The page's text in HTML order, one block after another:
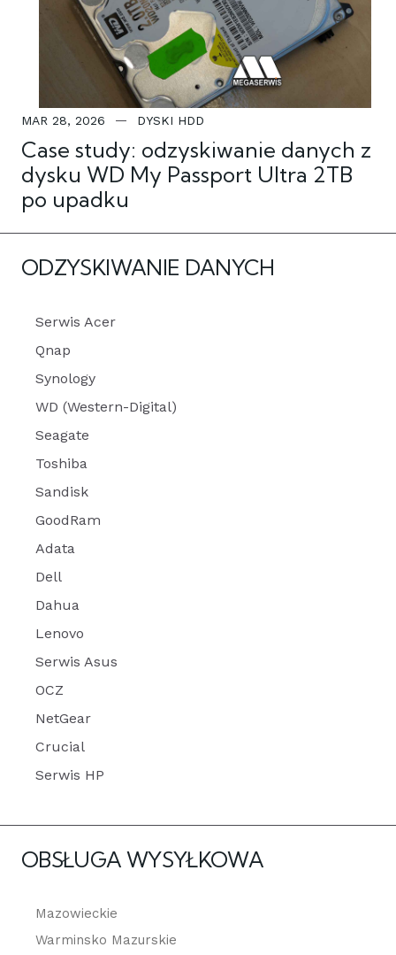
MAR 28, 2026 DYSKI HDD
Case study: odzyskiwanie danych z
dysku WD My Passport Ultra 2TB
po upadku
ODZYSKIWANIE DANYCH
Serwis Acer
Qnap
Synology
WD (Western-Digital)
Seagate
Toshiba
Sandisk
GoodRam
Adata
Dell
Dahua
Lenovo
Serwis Asus
OCZ
NetGear
Crucial
Serwis HP
OBSŁUGA WYSYŁKOWA
Mazowieckie
Warminsko Mazurskie